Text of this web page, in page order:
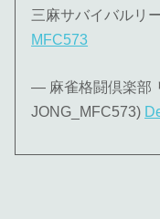
三麻サバイバルリ
MFC573
— 麻雀格闘倶楽部
JONG_MFC573)